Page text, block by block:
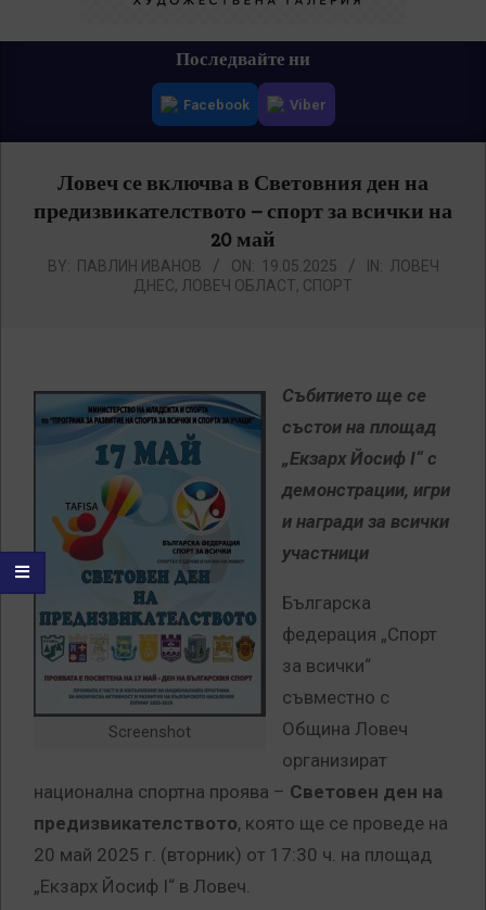
Последвайте ни
Facebook Viber
Ловеч се включва в Световния ден на
предизвикателството – спорт за всички на
20 май
BY: ПАВЛИН ИВАНОВ ON: 19.05.2025 IN: ЛОВЕЧ
ДНЕС, ЛОВЕЧ ОБЛАСТ, СПОРТ
Screenshot
Събитието ще се
състои на площад
„Екзарх Йосиф I“ с
демонстрации, игри
и награди за всички
участници
Българска
федерация „Спорт
за всички“
съвместно с
Община Ловеч
организират
национална спортна проява – Световен ден на
предизвикателството, която ще се проведе на
20 май 2025 г. (вторник) от 17:30 ч. на площад
„Екзарх Йосиф I“ в Ловеч.